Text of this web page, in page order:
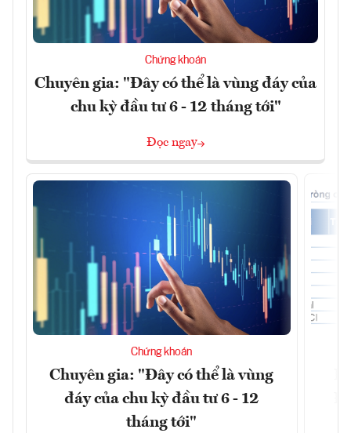
Chứng khoán
Chuyên gia: "Đây có thể là vùng đáy của
chu kỳ đầu tư 6 - 12 tháng tới"
Đọc ngay
Chứng khoán
Chuyên gia: "Đây có thể là vùng
đáy của chu kỳ đầu tư 6 - 12
tháng tới"